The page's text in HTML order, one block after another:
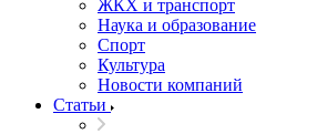
ЖКХ и транспорт
Наука и образование
Спорт
Культура
Новости компаний
Статьи